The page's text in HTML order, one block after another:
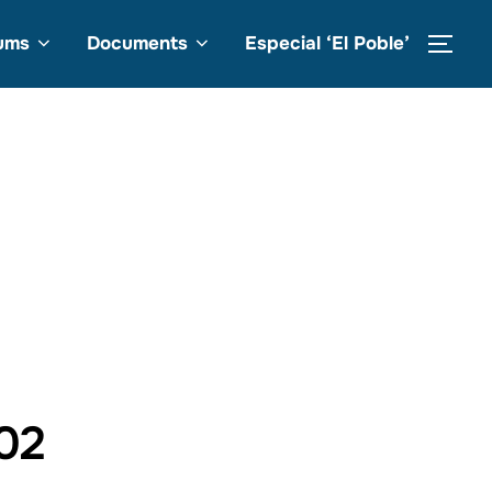
Documents Especial ‘El Poble’